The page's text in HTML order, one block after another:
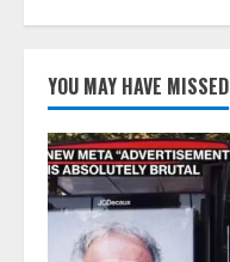
YOU MAY HAVE MISSED